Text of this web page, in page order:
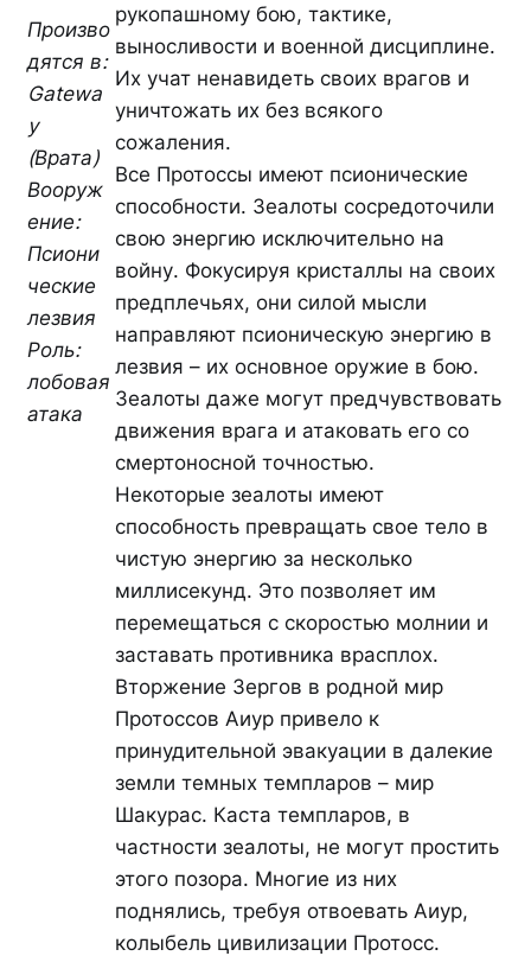
Произво
дятся в:
Gatewa
y
(Врата)
Вооруж
ение:
Псиони
ческие
лезвия
Роль:
лобовая
атака
рукопашному бою, тактике,
выносливости и военной дисциплине.
Их учат ненавидеть своих врагов и
уничтожать их без всякого
сожаления.
Все Протоссы имеют псионические
способности. Зеалоты сосредоточили
свою энергию исключительно на
войну. Фокусируя кристаллы на своих
предплечьях, они силой мысли
направляют псионическую энергию в
лезвия – их основное оружие в бою.
Зеалоты даже могут предчувствовать
движения врага и атаковать его со
смертоносной точностью.
Некоторые зеалоты имеют
способность превращать свое тело в
чистую энергию за несколько
миллисекунд. Это позволяет им
перемещаться с скоростью молнии и
заставать противника врасплох.
Вторжение Зергов в родной мир
Протоссов Аиур привело к
принудительной эвакуации в далекие
земли темных темпларов – мир
Шакурас. Каста темпларов, в
частности зеалоты, не могут простить
этого позора. Многие из них
поднялись, требуя отвоевать Аиур,
колыбель цивилизации Протосс.